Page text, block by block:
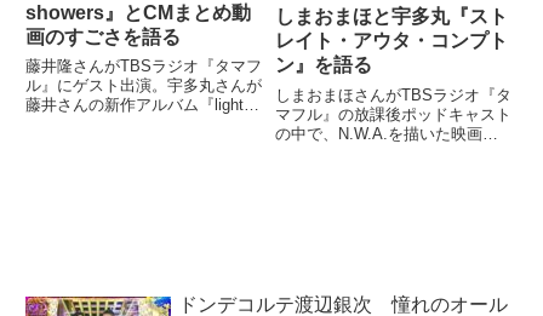
showers』とCMまとめ動
画のすごさを語る
藤井隆さんがTBSラジオ『タマフ
ル』にゲスト出演。宇多丸さんが
藤井さんの新作アルバム『light
しまおまほと宇多丸『スト
レイト・アウタ・コンプト
ン』を語る
しまおまほさんがTBSラジオ『タ
マフル』の放課後ポッドキャスト
の中で、N.W.A.を描いた映画
ドンデコルテ渡辺銀次 憧れのオール